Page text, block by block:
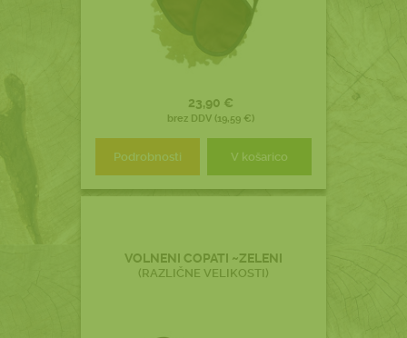
23,90 €
brez DDV (19,59 €)
Podrobnosti V košarico
VOLNENI COPATI ~ZELENI
(RAZLIČNE VELIKOSTI)